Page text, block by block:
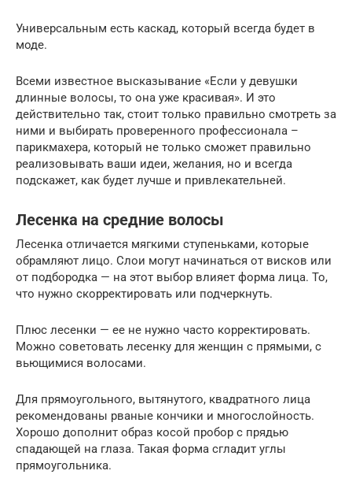
Универсальным есть каскад, который всегда будет в
моде.
Всеми известное высказывание «Если у девушки
длинные волосы, то она уже красивая». И это
действительно так, стоит только правильно смотреть за
ними и выбирать проверенного профессионала –
парикмахера, который не только сможет правильно
реализовывать ваши идеи, желания, но и всегда
подскажет, как будет лучше и привлекательней.
Лесенка на средние волосы
Лесенка отличается мягкими ступеньками, которые
обрамляют лицо. Слои могут начинаться от висков или
от подбородка — на этот выбор влияет форма лица. То,
что нужно скорректировать или подчеркнуть.
Плюс лесенки — ее не нужно часто корректировать.
Можно советовать лесенку для женщин с прямыми, c
вьющимися волосами.
Для прямоугольного, вытянутого, квадратного лица
рекомендованы рваные кончики и многослойность.
Хорошо дополнит образ косой пробор с прядью
спадающей на глаза. Такая форма сгладит углы
прямоугольника.